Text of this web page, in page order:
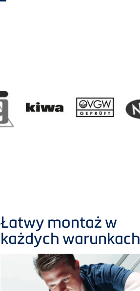
Łatwy montaż w
każdych warunkach